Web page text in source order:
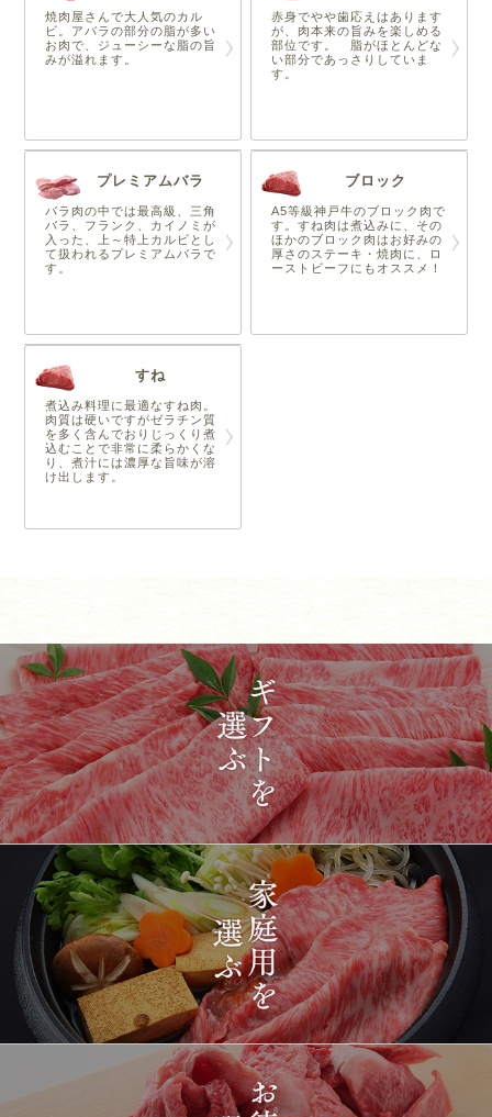
焼肉屋さんで大人気のカル
ビ。アバラの部分の脂が多い
お肉で、ジューシーな脂の旨
みが溢れます。
赤身でやや歯応えはあります
が、肉本来の旨みを楽しめる
部位です。 脂がほとんどな
い部分であっさりしていま
す。
プレミアムバラ
バラ肉の中では最高級、三角
バラ、フランク、カイノミが
入った、上～特上カルビとし
て扱われるプレミアムバラで
す。
ブロック
A5等級神戸牛のブロック肉で
す。すね肉は煮込みに、その
ほかのブロック肉はお好みの
厚さのステーキ・焼肉に、ロ
ーストビーフにもオススメ！
すね
煮込み料理に最適なすね肉。
肉質は硬いですがゼラチン質
を多く含んでおりじっくり煮
込むことで非常に柔らかくな
り、煮汁には濃厚な旨味が溶
け出します。
2026-
[ギフト] A5等級神戸牛